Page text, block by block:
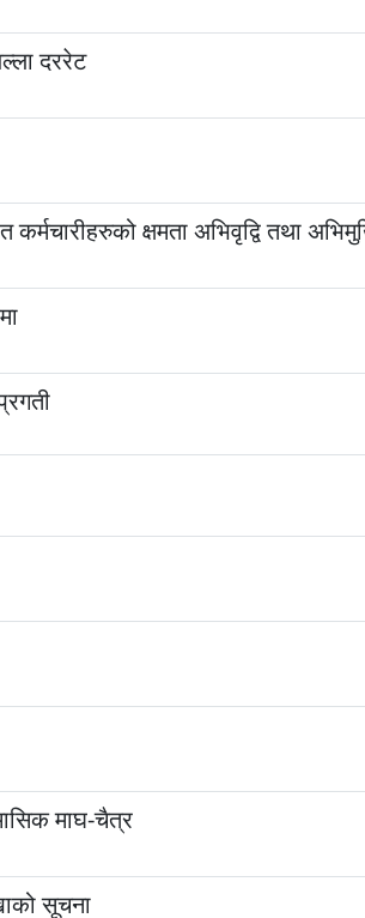
दररेट
कर्मचारीहरुको क्षमता अभिवृद्वि तथा
माघ-चैत्र
सूचना